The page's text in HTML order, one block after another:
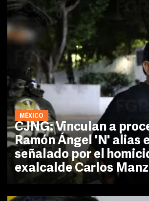
MÉXICO
CJNG: Vinculan a
Ramón Ángel 'N' alias
señalado por el
exalcalde Carlos